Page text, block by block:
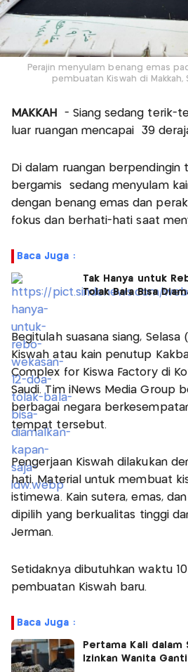
Perajin menyulam benang emas
pembuatan Kiswah di Makkah,
MAKKAH
- Siang sedang terik-
luar ruangan mencapai 39
Di dalam ruangan
bergamis sedang menyulam
dengan benang emas dan
fokus dan berhati-hati saat
Baca Juga :
Tak Hanya untuk
Tolak Bala Bisa
Begitulah suasana siang,
Kiswah atau kain penutup
Complex for Kiswa Factory di
Saudi. Tim iNews Media Group
berbagai negara
tempat tersebut.
Pengerjaan Kiswah dilakukan
hati. Material untuk membuat
istimewa. Kain sutera, emas,
dipilih yang berkualitas tinggi
Jerman.
Setidaknya dibutuhkan waktu
pembuatan Kiswah baru.
Baca Juga :
Pertama Kali dalam
Izinkan Wanita